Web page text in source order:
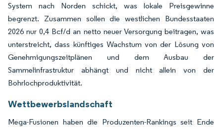
System nach Norden schickt, was lokale Preisgewinne
begrenzt. Zusammen sollen die westlichen Bundesstaaten
2026 nur 0,4 Bcf/d an netto neuer Versorgung beitragen, was
unterstreicht, dass künftiges Wachstum von der Lösung von
Genehmigungszeitplänen und dem Ausbau der
Sammelinfrastruktur abhängt und nicht allein von der
Bohrlochproduktivität.
Wettbewerbslandschaft
Mega-Fusionen haben die Produzenten-Rankings seit Ende